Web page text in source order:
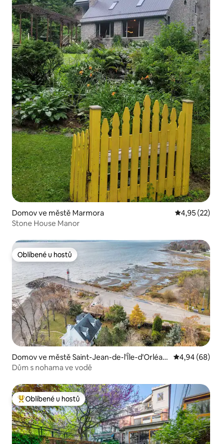
Domov ve městě Marmora Průměrné
4,95 (22)
Stone House Manor
Oblíbené u hostů
Oblíbené u hostů
Domov ve městě Saint-Jean-de-l'Île-d'Orléan
s
Průměrné
4,94 (68)
Dům s nohama ve vodě
Nejlepší v kategorii Oblíbené u hostů
Oblíbené u hostů